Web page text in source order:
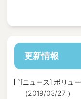
更新情報
[ニュース] ボリュ
（2019/03/27 ）